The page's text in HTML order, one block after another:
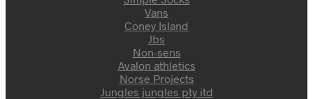
Vans
Coney Island
Jbs
Non-sens
Avalon athletics
Norse Projects
Jungles jungles pty itd